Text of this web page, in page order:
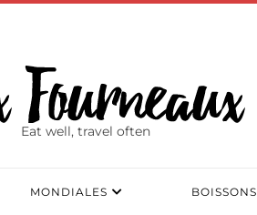
Eat well, travel often
MONDIALES BOISSONS